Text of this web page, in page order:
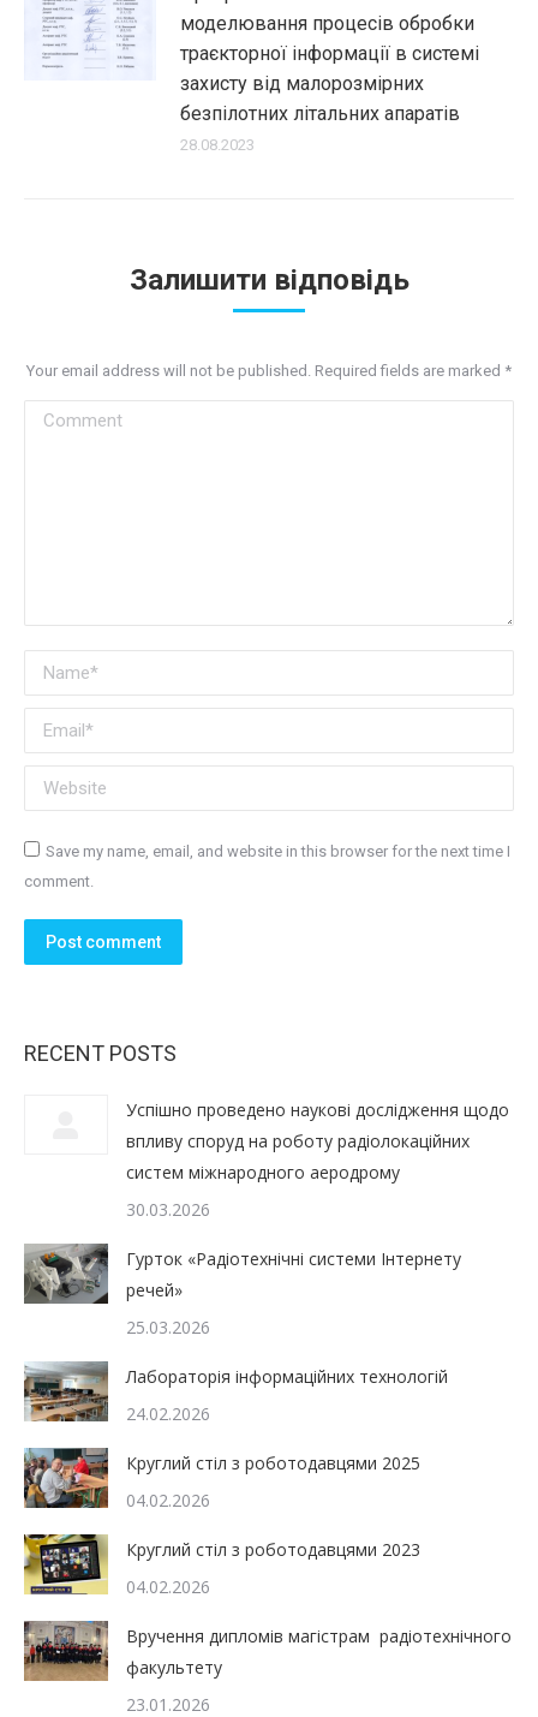
моделювання процесів обробки
траєкторної інформації в системі
захисту від малорозмірних
безпілотних літальних апаратів
28.08.2023
Залишити відповідь
Your email address will not be published. Required fields are marked *
Comment
Name *
Email *
Website
Save my name, email, and website in this browser for the next time I
comment.
Post comment
RECENT POSTS
Успішно проведено наукові дослідження щодо
впливу споруд на роботу радіолокаційних
систем міжнародного аеродрому
30.03.2026
Гурток «Радіотехнічні системи Інтернету
речей»
25.03.2026
Лабораторія інформаційних технологій
24.02.2026
Круглий стіл з роботодавцями 2025
04.02.2026
Круглий стіл з роботодавцями 2023
04.02.2026
Вручення дипломів магістрам радіотехнічного
факультету
23.01.2026